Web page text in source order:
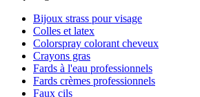
Bijoux strass pour visage
Colles et latex
Colorspray colorant cheveux
Crayons gras
Fards à l'eau professionnels
Fards crèmes professionnels
Faux cils